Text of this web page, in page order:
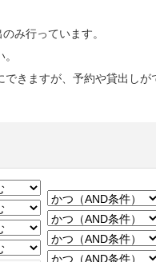
み行っています。
きますが、予約や貸出しが